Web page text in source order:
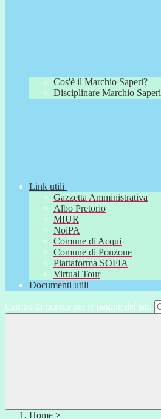
Cos'è il Marchio Saperi?
Disciplinare Marchio Saperi
Link utili
Gazzetta Amministrativa
Albo Pretorio
MIUR
NoiPA
Comune di Acqui
Comune di Ponzone
Piattaforma SOFIA
Virtual Tour
Documenti utili
Campo di ricerca per le pagine del sito
Home >